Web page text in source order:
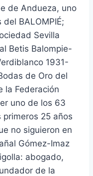
de Andueza, uno
BALOMPIÉ;
Sevilla
Betis Balompie-
1931-
de Oro del
la Federación
uno de los 63
25 años
no siguieron en
Gómez-Imaz
abogado,
de la